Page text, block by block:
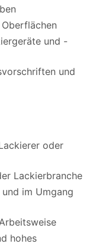
und -
und
oder
Lackierbranche
im Umgang
hohes